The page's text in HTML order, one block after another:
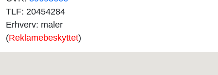
TLF: 20454284
Erhverv: maler
(Reklamebeskyttet)